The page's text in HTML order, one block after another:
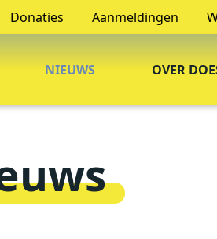
Donaties Aanmeldingen
NIEUWS OVER